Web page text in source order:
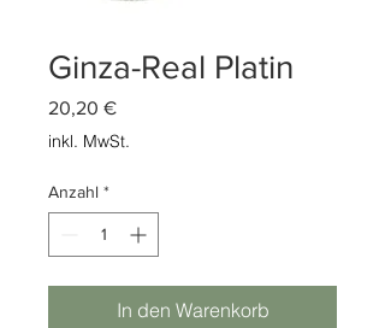
Ginza-Real Platin
20,20 €Preis
inkl. MwSt.
Anzahl *
In den Warenkorb